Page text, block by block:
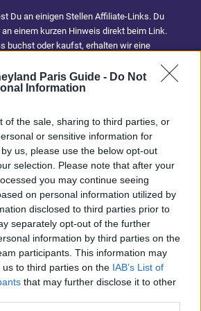
Paris Guide - Do Not
Information
of the sale, sharing to third parties, or
or sensitive information for
us, please use the below opt-out
selection. Please note that after your
you may continue seeing
on personal information utilized by
disclosed to third parties prior to
separately opt-out of the further
information by third parties on the
participants. This information may
to third parties on the IAB’s List of
that may further disclose it to other
Du an einigen Stellen Affiliate-Links. Du
einem kurzen Hinweis direkt beim Link.
buchst oder kaufst, erhalten wir eine
Tipps und Planungsinhalte weiterhin
Dank für Deine Unterstützung.
magischen News aus den